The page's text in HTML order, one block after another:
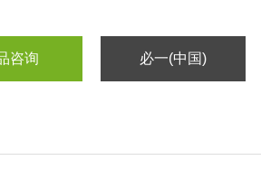
咨询 必一(中国)